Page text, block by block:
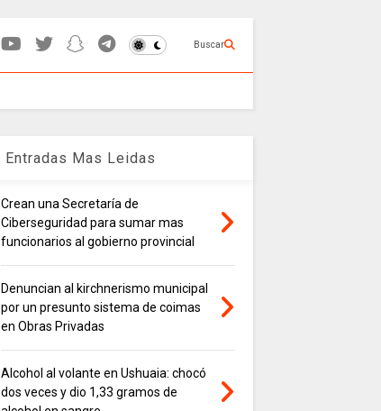
Buscar
Entradas Mas Leidas
Crean una Secretaría de
Ciberseguridad para sumar mas
funcionarios al gobierno provincial
Denuncian al kirchnerismo municipal
por un presunto sistema de coimas
en Obras Privadas
Alcohol al volante en Ushuaia: chocó
dos veces y dio 1,33 gramos de